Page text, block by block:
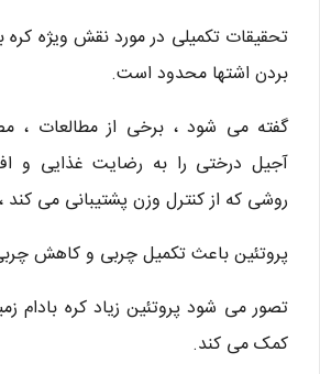
تحقیقات تکمیلی در مورد نقش ویژه کره
بردن اشتها محدود است.
گفته می شود ، برخی از مطالعات ،
آجیل درختی را به رضایت غذایی و
روشی که از کنترل وزن پشتیبانی می
پروتئین باعث تکمیل چربی و کاهش
تصور می شود پروتئین زیاد کره بادام
کمک می کند.